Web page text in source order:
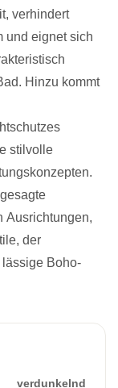
verhindert
und eignet sich
Hinzu kommt
stilvolle
Ausrichtungen,
der
Boho-
verdunkelnd